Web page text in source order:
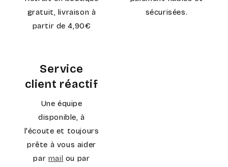
gratuit, livraison à
partir de 4,90€
sécurisées.
Service
client réactif
Une équipe
disponible, à
l'écoute et toujours
prête à vous aider
par mail ou par